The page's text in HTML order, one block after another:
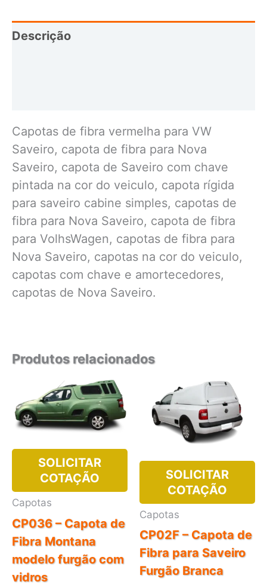
Descrição
Capotas de fibra vermelha para VW
Saveiro, capota de fibra para Nova
Saveiro, capota de Saveiro com chave
pintada na cor do veiculo, capota rígida
para saveiro cabine simples, capotas de
fibra para Nova Saveiro, capota de fibra
para VolhsWagen, capotas de fibra para
Nova Saveiro, capotas na cor do veiculo,
capotas com chave e amortecedores,
capotas de Nova Saveiro.
Produtos relacionados
SOLICITAR
COTAÇÃO
Capotas
CP036 – Capota de
Fibra Montana
modelo furgão com
vidros
SOLICITAR
COTAÇÃO
Capotas
CP02F – Capota de
Fibra para Saveiro
Furgão Branca